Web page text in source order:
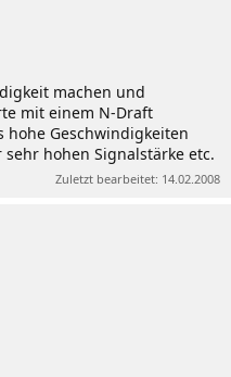
machen und
mit einem N-Draft
hohe Geschwindigkeiten
hohen Signalstärke etc.
Zuletzt bearbeitet: 14.02.2008